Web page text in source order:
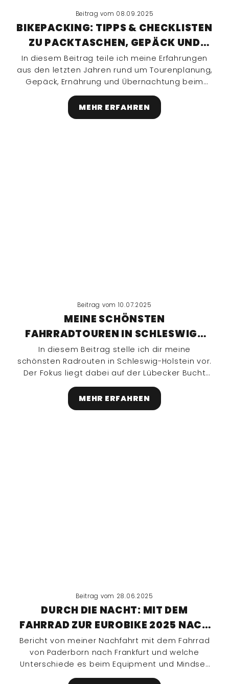
Beitrag vom 08.09.2025
BIKEPACKING: TIPPS & CHECKLISTEN
ZU PACKTASCHEN, GEPÄCK UND
ÜBERNACHTUNG FÜR OVERNIGHTER
UND LÄNGERE TOUREN
In diesem Beitrag teile ich meine Erfahrungen
aus den letzten Jahren rund um Tourenplanung,
Gepäck, Ernährung und Übernachtung beim
Bikepacking – inklusive hilfreicher Links zu
Übernachtungsmöglichkeiten.
MEHR ERFAHREN
Beitrag vom 10.07.2025
MEINE SCHÖNSTEN
FAHRRADTOUREN IN SCHLESWIG-
HOLSTEIN
In diesem Beitrag stelle ich dir meine
schönsten Radrouten in Schleswig-Holstein vor.
Der Fokus liegt dabei auf der Lübecker Bucht
und auf Fehmarn. 💙🤍🧡
MEHR ERFAHREN
Beitrag vom 28.06.2025
DURCH DIE NACHT: MIT DEM
FAHRRAD ZUR EUROBIKE 2025 NACH
FRANKFURT
Bericht von meiner Nachfahrt mit dem Fahrrad
von Paderborn nach Frankfurt und welche
Unterschiede es beim Equipment und Mindset
zu einer Tour im hellen gibt.